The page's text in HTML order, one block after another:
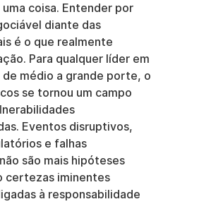
uma coisa. Entender por
diante das
é o que realmente
Para qualquer líder em
de médio a grande porte, o
se tornou um campo
Eventos disruptivos,
e falhas
são mais hipóteses
certezas iminentes
à responsabilidade